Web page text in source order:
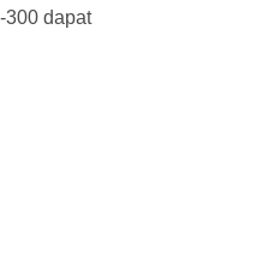
300 dapat